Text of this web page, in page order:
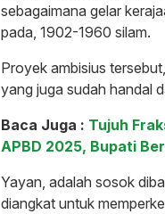
sebagaimana gelar
pada, 1902-1960 silam.
Proyek ambisius
yang juga sudah handal
Baca Juga : Tujuh
APBD 2025, Bupati
Yayan, adalah sosok
diangkat untuk